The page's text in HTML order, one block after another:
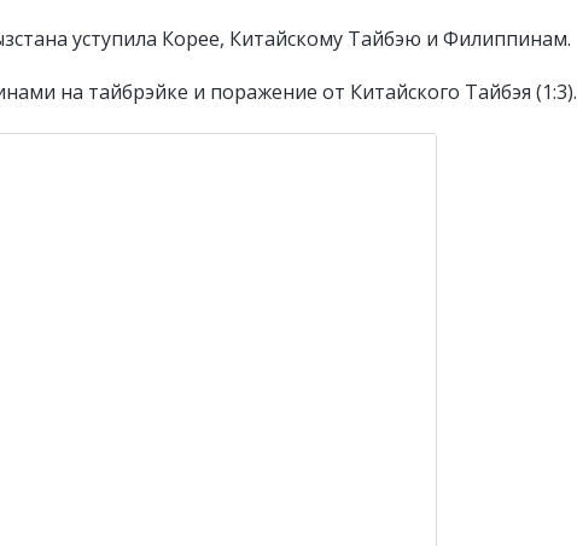
уступила Корее, Китайскому Тайбэю и Филиппинам.
на тайбрэйке и поражение от Китайского Тайбэя (1:3).